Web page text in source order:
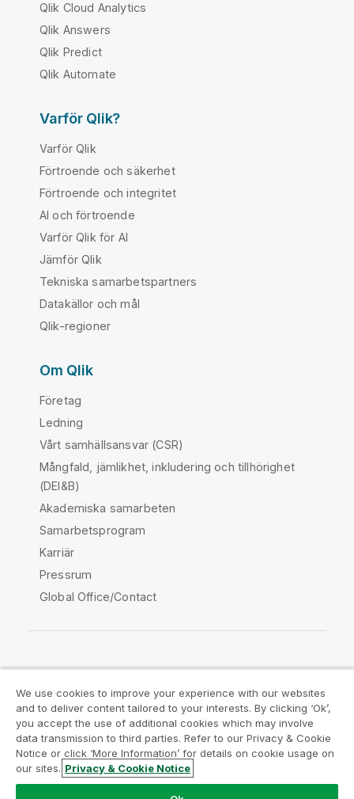
Qlik Cloud Analytics
Qlik Answers
Qlik Predict
Qlik Automate
Varför Qlik?
Varför Qlik
Förtroende och säkerhet
Förtroende och integritet
AI och förtroende
Varför Qlik för AI
Jämför Qlik
Tekniska samarbetspartners
Datakällor och mål
Qlik-regioner
Om Qlik
Företag
Ledning
Vårt samhällsansvar (CSR)
Mångfald, jämlikhet, inkludering och tillhörighet
(DEI&B)
Akademiska samarbeten
Samarbetsprogram
Karriär
Pressrum
Global Office/Contact
Juridiska avtal
Produktvillkor
Legal Policies
Legal Policies
Användningsvillkor
Varumärken
Do Not Share My Info
We use cookies to improve your experience with our websites
and to deliver content tailored to your interests. By clicking ‘Ok’,
you accept the use of additional cookies which may involve
data transmission to third parties. Refer to our Privacy & Cookie
Notice or click ‘More Information’ for details on cookie usage on
our sites. Privacy & Cookie Notice